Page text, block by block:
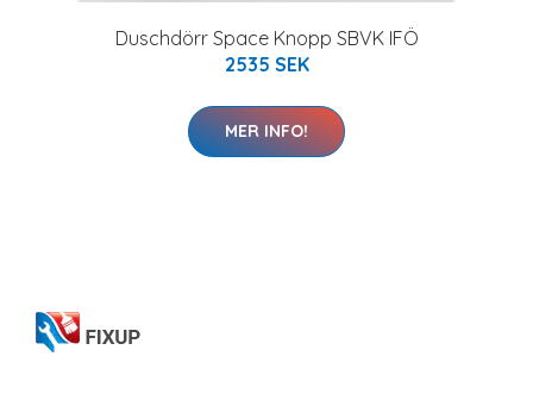
Duschdörr Space Knopp SBVK IFÖ
2535 SEK
MER INFO!